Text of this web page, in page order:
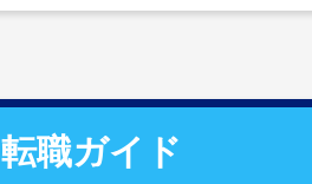
職ガイド